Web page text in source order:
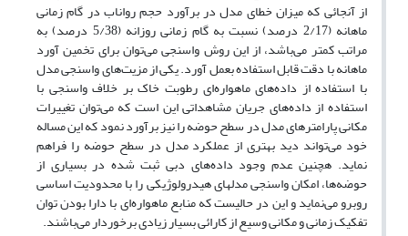
از آنجائی که میزان خطای مدل در برآورد حجم رواناب در گام زمانی
ماهانه (2/17 درصد) نسبت به گام زمانی روزانه (5/38 درصد) به
مراتب کمتر می‌باشد، از این روش واسنجی می‌توان برای تخمین آورد
ماهانه با دقت قابل استفاده بعمل آورد. یکی از مزیت‌های واسنجی مدل
با استفاده از داده‌های ماهواره‌ای رطوبت خاک بر خلاف واسنجی با
استفاده از داده‌های جریان مشاهداتی این است که می‌توان تغییرات
مکانی پارامترهای مدل در سطح حوضه را نیز برآورد نمود که این مساله
خود می‌تواند دید بهتری از عملکرد مدل در سطح حوضه را فراهم
نماید. هچنین عدم وجود داده‌های دبی ثبت شده در بسیاری از
حوضه‌ها، امکان واسنجی مدلهای هیدرولوژیکی را با محدودیت اساسی
روبرو می‌نماید و این در حالیست که منابع ماهواره‌ای با دارا بودن توان
تفکیک زمانی و مکانی وسیع از کارائی بسیار زیادی برخوردار می‌باشند.